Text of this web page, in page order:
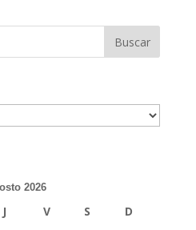
2026
J V S D